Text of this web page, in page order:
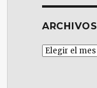
ARCHIVOS
Archivos